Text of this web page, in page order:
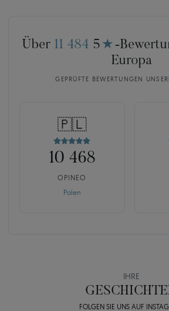
Über 11 484 5 ★ -
Europa
GEPRÜFTE BEWERTUNGEN
🇵🇱
10 468
OPINEO
Polen
IHRE
FOLGEN SIE UNS AUF